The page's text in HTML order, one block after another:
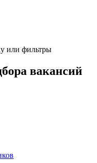
или фильтры
вакансий